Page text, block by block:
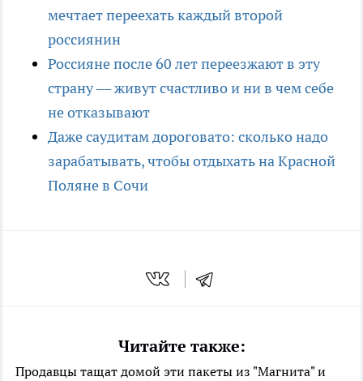
мечтает переехать каждый второй
россиянин
Россияне после 60 лет переезжают в эту
страну — живут счастливо и ни в чем себе
не отказывают
Даже саудитам дороговато: сколько надо
зарабатывать, чтобы отдыхать на Красной
Поляне в Сочи
Читайте также:
Продавцы тащат домой эти пакеты из "Магнита" и